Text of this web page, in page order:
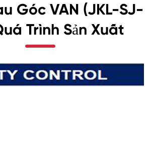
Góc VAN (JKL-SJ-
Trình Sản Xuất